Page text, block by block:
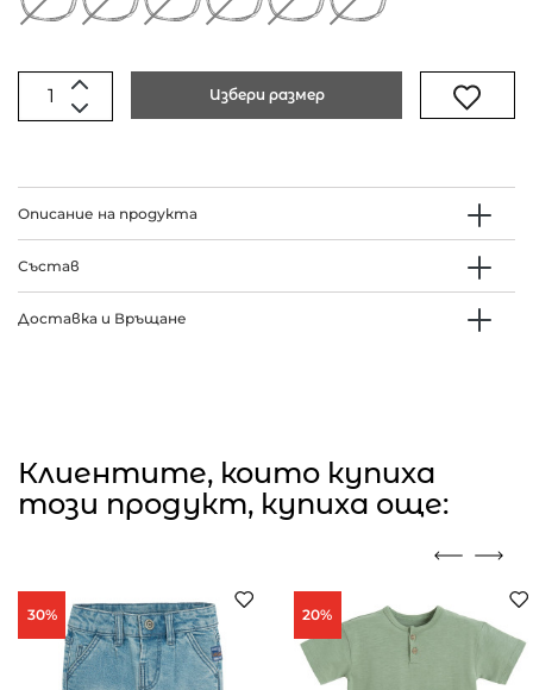
Избери размер
Описание на продукта
Състав
Доставка и Връщане
Клиентите, които купиха
този продукт, купиха още:
30% 20%